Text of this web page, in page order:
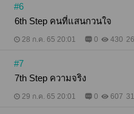
#6
6th Step คนที่แสนกวนใจ
28 ก.ค. 65 20:01 0 430
#7
7th Step ความจริง
29 ก.ค. 65 20:01 0 607